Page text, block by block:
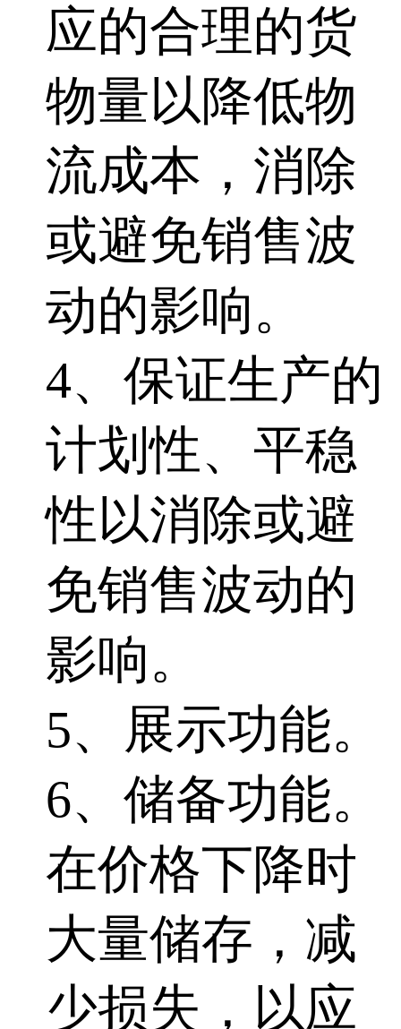
应的合理的货
物量以降低物
流成本，消除
或避免销售波
动的影响。
4、保证生产的
计划性、平稳
性以消除或避
免销售波动的
影响。
5、展示功能。
6、储备功能。
在价格下降时
大量储存，减
少损失，以应